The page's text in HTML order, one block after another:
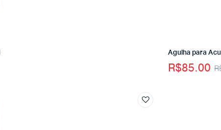
Agulha para
R$85.00